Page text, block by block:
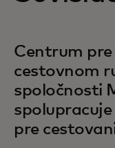
Centrum pre
cestovnom
spoločnosti
pre
opens in a new tab